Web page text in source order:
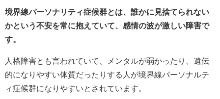
境界線パーソナリティ症候群とは、誰かに見捨てられない
かという不安を常に抱えていて、感情の波が激しい障害で
す。
人格障害とも言われていて、メンタルが弱かったり、遺伝
的になりやすい体質だったりする人が境界線パーソナルテ
ィ症候群になりやすいとされています。